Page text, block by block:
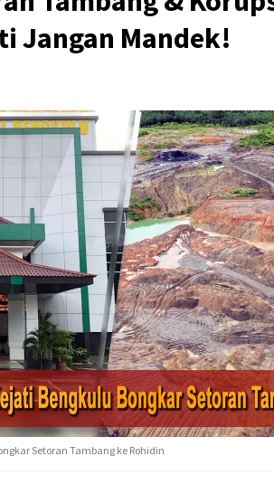
Jangan Mandek!
Setoran Tambang ke Rohidin